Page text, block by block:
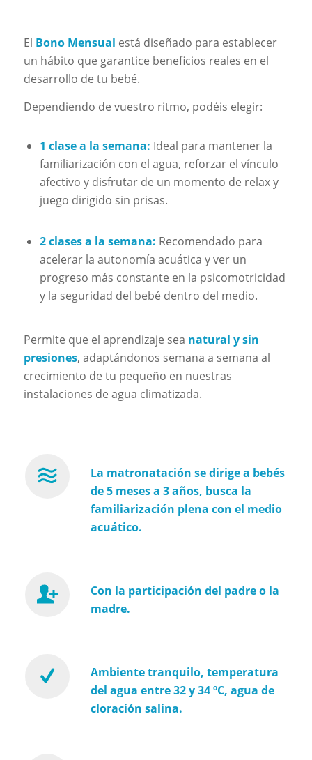
El Bono Mensual está diseñado para establecer
un hábito que garantice beneficios reales en el
desarrollo de tu bebé.
Dependiendo de vuestro ritmo, podéis elegir:
1 clase a la semana: Ideal para mantener la
familiarización con el agua, reforzar el vínculo
afectivo y disfrutar de un momento de relax y
juego dirigido sin prisas.
2 clases a la semana: Recomendado para
acelerar la autonomía acuática y ver un
progreso más constante en la psicomotricidad
y la seguridad del bebé dentro del medio.
Permite que el aprendizaje sea natural y sin
presiones, adaptándonos semana a semana al
crecimiento de tu pequeño en nuestras
instalaciones de agua climatizada.
La matronatación se dirige a bebés
de 5 meses a 3 años, busca la
familiarización plena con el medio
acuático.
Con la participación del padre o la
madre.
Ambiente tranquilo, temperatura
del agua entre 32 y 34 ºC, agua de
cloración salina.